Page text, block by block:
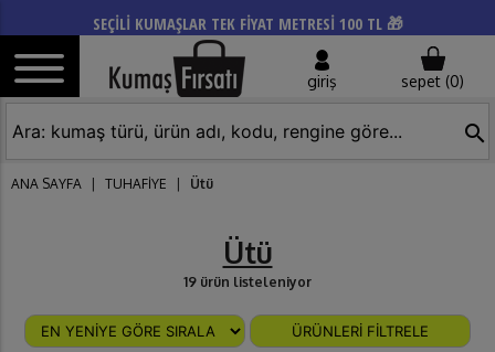
SEÇİLİ KUMAŞLAR TEK FİYAT METRESİ 100 TL 🎁
giriş sepet (0)
search
ANA SAYFA TUHAFİYE Ütü
Ütü
19 ürün listeleniyor
ÜRÜNLERİ FİLTRELE